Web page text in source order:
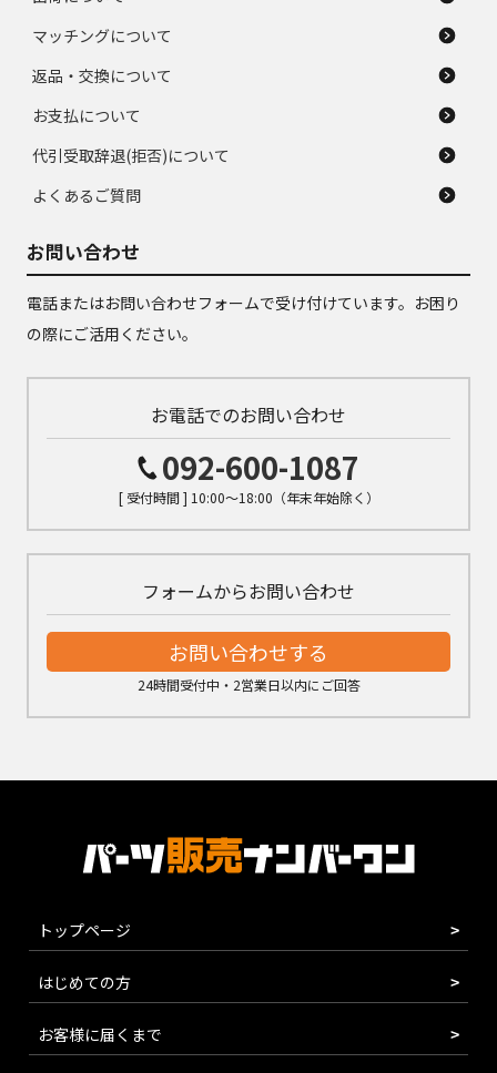
マッチングについて
返品・交換について
お支払について
代引受取辞退(拒否)について
よくあるご質問
お問い合わせ
電話またはお問い合わせフォームで受け付けています。お困り
の際にご活用ください。
お電話でのお問い合わせ
092-600-1087
[ 受付時間 ] 10:00～18:00（年末年始除く）
フォームからお問い合わせ
お問い合わせする
24時間受付中・2営業日以内にご回答
トップページ
はじめての方
お客様に届くまで